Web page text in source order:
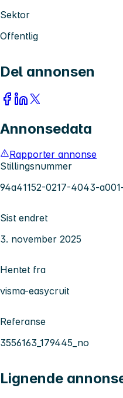
Sektor
Offentlig
Del annonsen
Annonsedata
Rapporter annonse
Stillingsnummer
94a41152-0217-4043-
Sist endret
3. november 2025
Hentet fra
visma-easycruit
Referanse
3556163_179445_no
Lignende